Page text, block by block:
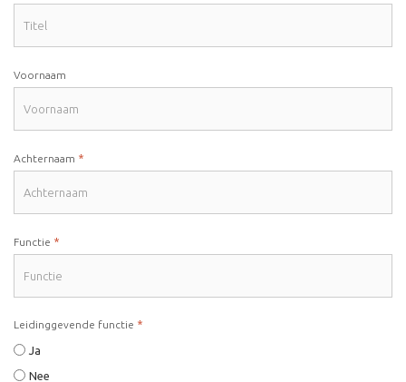
Voornaam
Achternaam *
Functie *
Leidinggevende functie *
Ja
Nee